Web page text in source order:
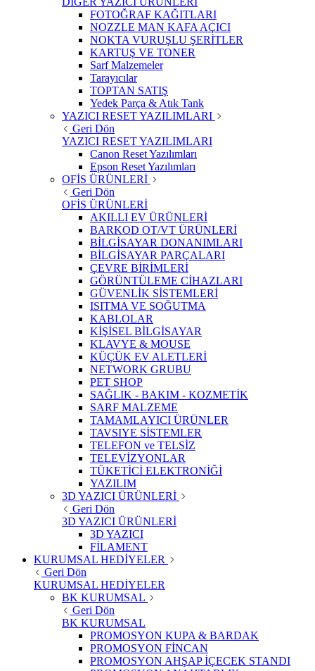
FOTOĞRAF KAĞITLARI
NOZZLE MAN KAFA AÇICI
NOKTA VURUŞLU ŞERİTLER
KARTUŞ VE TONER
Sarf Malzemeler
Tarayıcılar
TOPTAN SATIŞ
Yedek Parça & Atık Tank
YAZICI RESET YAZILIMLARI
Geri Dön
YAZICI RESET YAZILIMLARI
Canon Reset Yazılımları
Epson Reset Yazılımları
OFİS ÜRÜNLERİ
Geri Dön
OFİS ÜRÜNLERİ
AKILLI EV ÜRÜNLERİ
BARKOD OT/VT ÜRÜNLERİ
BİLGİSAYAR DONANIMLARI
BİLGİSAYAR PARÇALARI
ÇEVRE BİRİMLERİ
GÖRÜNTÜLEME CİHAZLARI
GÜVENLİK SİSTEMLERİ
ISITMA VE SOĞUTMA
KABLOLAR
KİŞİSEL BİLGİSAYAR
KLAVYE & MOUSE
KÜÇÜK EV ALETLERİ
NETWORK GRUBU
PET SHOP
SAĞLIK - BAKIM - KOZMETİK
SARF MALZEME
TAMAMLAYICI ÜRÜNLER
TAVSIYE SİSTEMLER
TELEFON ve TELSİZ
TELEVİZYONLAR
TÜKETİCİ ELEKTRONİĞİ
YAZILIM
3D YAZICI ÜRÜNLERİ
Geri Dön
3D YAZICI ÜRÜNLERİ
3D YAZICI
FİLAMENT
KURUMSAL HEDİYELER
Geri Dön
KURUMSAL HEDİYELER
BK KURUMSAL
Geri Dön
BK KURUMSAL
PROMOSYON KUPA & BARDAK
PROMOSYON FİNCAN
PROMOSYON AHŞAP İÇECEK STANDI